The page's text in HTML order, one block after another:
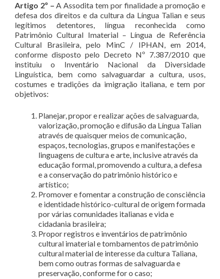
Artigo 2º –A Assodita tem por finalidade a promoção e
defesa dos direitos e da cultura da Língua Talian e seus
legítimos detentores, língua reconhecida como
Patrimônio Cultural Imaterial – Língua de Referência
Cultural Brasileira, pelo MinC / IPHAN, em 2014,
conforme disposto pelo Decreto Nº 7.387/2010 que
instituiu o Inventário Nacional da Diversidade
Linguística, bem como salvaguardar a cultura, usos,
costumes e tradições da imigração italiana, e tem por
objetivos:
Planejar, propor e realizar ações de salvaguarda,
valorização, promoção e difusão da Língua Talian
através de quaisquer meios de comunicação,
espaços, tecnologias, grupos e manifestações e
linguagens de cultura e arte, inclusive através da
educação formal, promovendo a cultura, a defesa
e a conservação do patrimônio histórico e
artístico;
Promover e fomentar a construção de consciência
e identidade histórico-cultural de origem formada
por várias comunidades italianas e vida e
cidadania brasileira;
Propor registros e inventários de patrimônio
cultural imaterial e tombamentos de patrimônio
cultural material de interesse da cultura Taliana,
bem como outras formas de salvaguarda e
preservação, conforme for o caso;